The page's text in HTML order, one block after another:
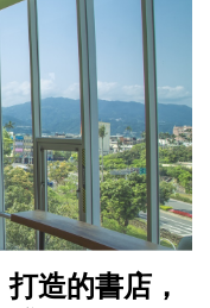
造的書店，